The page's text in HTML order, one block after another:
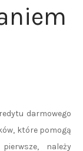
darmowego
które pomogą
należy